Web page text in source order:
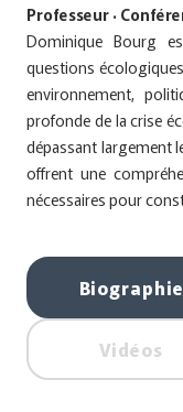
Professeur ·
Dominique Bourg
questions
environnement,
profonde de la crise
dépassant largement
offrent une
nécessaires pour
Biographie
Vidéos